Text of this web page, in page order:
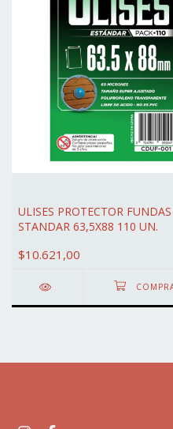
ULISES PROTECTOR FUNDAS
STANDAR 63,5X88 110 UN.
$10.621,00